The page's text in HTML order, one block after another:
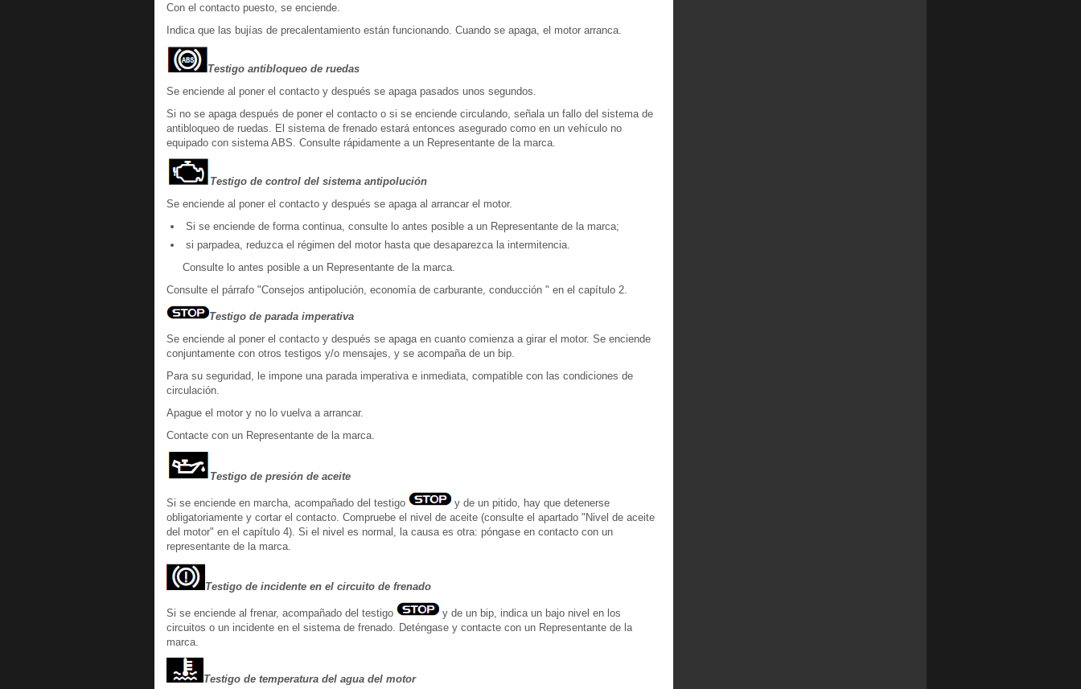
Con el contacto puesto, se enciende.
Indica que las bujías de precalentamiento están funcionando. Cuando se apaga, el motor arranca.
Testigo antibloqueo de ruedas
Se enciende al poner el contacto y después se apaga pasados unos segundos.
Si no se apaga después de poner el contacto o si se enciende circulando, señala un fallo del sistema de
antibloqueo de ruedas. El sistema de frenado estará entonces asegurado como en un vehículo no
equipado con sistema ABS. Consulte rápidamente a un Representante de la marca.
Testigo de control del sistema antipolución
Se enciende al poner el contacto y después se apaga al arrancar el motor.
Si se enciende de forma continua, consulte lo antes posible a un Representante de la marca;
si parpadea, reduzca el régimen del motor hasta que desaparezca la intermitencia.
Consulte lo antes posible a un Representante de la marca.
Consulte el párrafo "Consejos antipolución, economía de carburante, conducción " en el capítulo 2.
Testigo de parada imperativa
Se enciende al poner el contacto y después se apaga en cuanto comienza a girar el motor. Se enciende
conjuntamente con otros testigos y/o mensajes, y se acompaña de un bip.
Para su seguridad, le impone una parada imperativa e inmediata, compatible con las condiciones de
circulación.
Apague el motor y no lo vuelva a arrancar.
Contacte con un Representante de la marca.
Testigo de presión de aceite
Si se enciende en marcha, acompañado del testigo
y de un pitido, hay que detenerse
obligatoriamente y cortar el contacto. Compruebe el nivel de aceite (consulte el apartado "Nivel de aceite
del motor" en el capítulo 4). Si el nivel es normal, la causa es otra: póngase en contacto con un
representante de la marca.
Testigo de incidente en el circuito de frenado
Si se enciende al frenar, acompañado del testigo
y de un bip, indica un bajo nivel en los
circuitos o un incidente en el sistema de frenado. Deténgase y contacte con un Representante de la
marca.
Testigo de temperatura del agua del motor